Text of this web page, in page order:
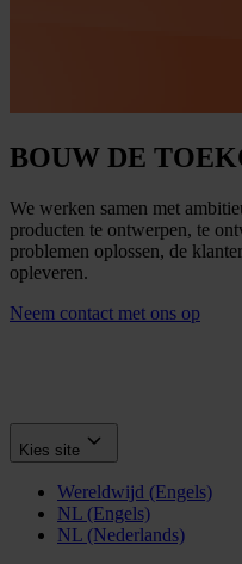
BOUW DE
We werken samen met
producten te ontwerpen, te
problemen oplossen, de
opleveren.
Neem contact met ons op
Kies site
Wereldwijd (Engels)
NL (Engels)
NL (Nederlands)